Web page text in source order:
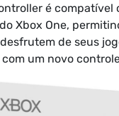
é compatível
Xbox One,
de seus
com um novo